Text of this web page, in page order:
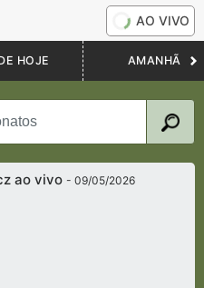
AO VIVO
HOJE AMANHÃ
ao vivo- 09/05/2026